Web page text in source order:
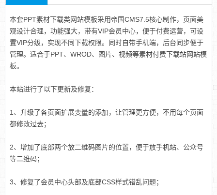
本套PPT素材下载类网站模板采用帝国CMS7.5核心制作，页面美
观设计合理，功能强大，带有VIP会员中心，便于付费运营，可设
置VIP分级，实现不同下载权限。同时自带手机端，后台同步便于
管理。适合于PPT、WROD、图片、视频等素材付费下载站网站模
板。
本站进行了以下更新及修复：
1、升级了各页面扩展变量的添加，让管理更方便，不用每个页面
都修改过去；
2、增加了底部两个放二维码图片的位置，便于放手机站、公众号
等二维码；
3、修复了会员中心头部及底部CSS样式错乱问题；